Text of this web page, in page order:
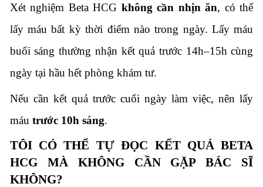
Xét nghiệm Beta HCG không cần nhịn ăn, có thể
lấy máu bất kỳ thời điểm nào trong ngày. Lấy máu
buổi sáng thường nhận kết quả trước 14h–15h cùng
ngày tại hầu hết phòng khám tư.
Nếu cần kết quả trước cuối ngày làm việc, nên lấy
máu trước 10h sáng.
TÔI CÓ THỂ TỰ ĐỌC KẾT QUẢ BETA
HCG MÀ KHÔNG CẦN GẶP BÁC SĨ
KHÔNG?